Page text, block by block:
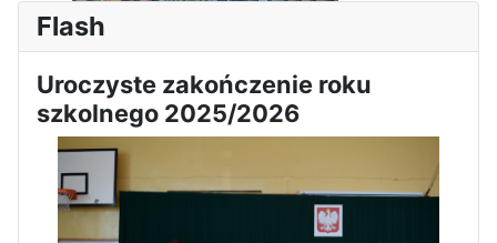
Flash
Uroczyste zakończenie roku
szkolnego 2025/2026